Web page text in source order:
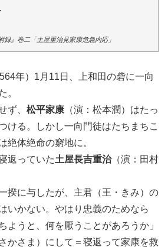
』巻二「土屋重治見家康危急内応」
年）1月11日、上和田の砦に一向
。
ず、 松平家康 （演：松本潤）はたっ
ける。しかし一向門徒はたちまちこ
絶体絶命の窮地に。
返っていた土屋長吉重治（演：田村
揆に与したが、主君（王・きみ）の
いかない。やはり忠義のためなら
ようと、何を厭うことがあろうか」
かさま）にして＝寝返って家康を救